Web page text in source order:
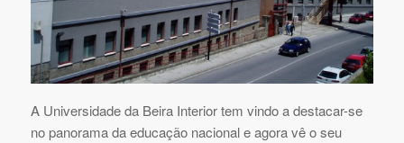
A Universidade da Beira Interior tem vindo a destacar-se
no panorama da educação nacional e agora vê o seu